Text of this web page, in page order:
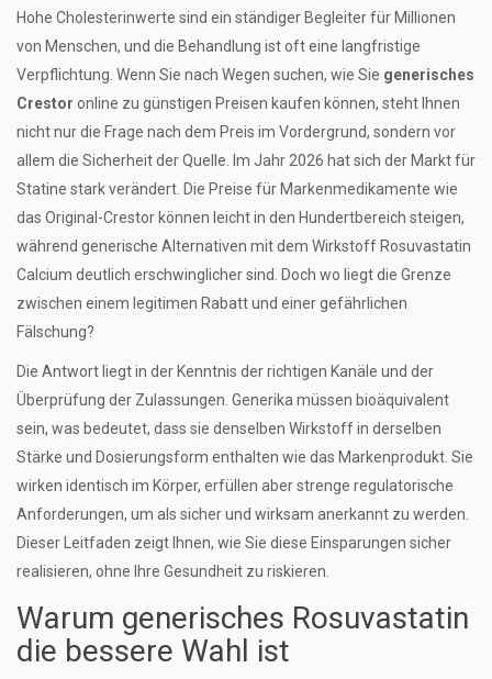
Hohe Cholesterinwerte sind ein ständiger Begleiter für Millionen
von Menschen, und die Behandlung ist oft eine langfristige
Verpflichtung. Wenn Sie nach Wegen suchen, wie Sie generisches
Crestor online zu günstigen Preisen kaufen können, steht Ihnen
nicht nur die Frage nach dem Preis im Vordergrund, sondern vor
allem die Sicherheit der Quelle. Im Jahr 2026 hat sich der Markt für
Statine stark verändert. Die Preise für Markenmedikamente wie
das Original-Crestor können leicht in den Hundertbereich steigen,
während generische Alternativen mit dem Wirkstoff Rosuvastatin
Calcium deutlich erschwinglicher sind. Doch wo liegt die Grenze
zwischen einem legitimen Rabatt und einer gefährlichen
Fälschung?
Die Antwort liegt in der Kenntnis der richtigen Kanäle und der
Überprüfung der Zulassungen. Generika müssen bioäquivalent
sein, was bedeutet, dass sie denselben Wirkstoff in derselben
Stärke und Dosierungsform enthalten wie das Markenprodukt. Sie
wirken identisch im Körper, erfüllen aber strenge regulatorische
Anforderungen, um als sicher und wirksam anerkannt zu werden.
Dieser Leitfaden zeigt Ihnen, wie Sie diese Einsparungen sicher
realisieren, ohne Ihre Gesundheit zu riskieren.
Warum generisches Rosuvastatin
die bessere Wahl ist